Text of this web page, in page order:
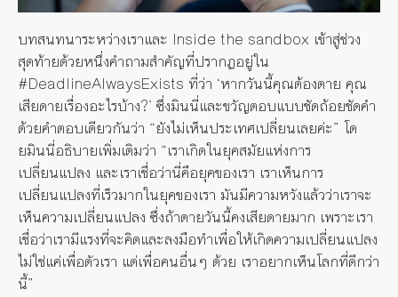
บทสนทนาระหว่างเราและ Inside the sandbox เข้าสู่ช่วง
สุดท้ายด้วยหนึ่งคำถามสำคัญที่ปรากฏอยู่ใน
#DeadlineAlwaysExists ที่ว่า ‘หากวันนี้คุณต้องตาย คุณ
เสียดายเรื่องอะไรบ้าง?’ ซึ่งมินนี่และขวัญตอบแบบชัดถ้อยชัดคำ
ด้วยคำตอบเดียวกันว่า “ยังไม่เห็นประเทศเปลี่ยนเลยค่ะ” โด
ยมินนี่อธิบายเพิ่มเติมว่า “เราเกิดในยุคสมัยแห่งการ
เปลี่ยนแปลง และเราเชื่อว่านี่คือยุคของเรา เราเห็นการ
เปลี่ยนแปลงที่เร็วมากในยุคของเรา มันมีความหวังแล้วว่าเราจะ
เห็นความเปลี่ยนแปลง ซึ่งถ้าตายวันนี้คงเสียดายมาก เพราะเรา
เชื่อว่าเรามีแรงที่จะคิดและลงมือทำเพื่อให้เกิดความเปลี่ยนแปลง
ไม่ใช่แค่เพื่อตัวเรา แต่เพื่อคนอื่นๆ ด้วย เราอยากเห็นโลกที่ดีกว่า
นี้”